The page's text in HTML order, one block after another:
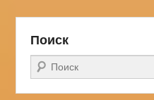
Поиск
Поиск